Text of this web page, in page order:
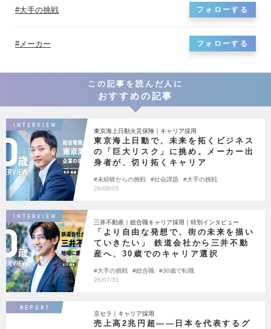
大手の挑戦 フォローする
メーカー フォローする
この記事を読んだ人に
おすすめの記事
INTERVIEW
東京海上日動火災保険｜キャリア採用
東京海上日動で、未来を拓くビジネス
の「巨大リスク」に挑め。メーカー出
身者が、切り拓くキャリア
未経験からの挑戦 社会課題
大手の挑戦
26/08/05
INTERVIEW
三井不動産｜総合職キャリア採用｜特別インタビュー
「より自由な発想で、街の未来を描い
ていきたい」 鉄道会社から三井不動
産へ、30歳でのキャリア選択
大手の挑戦 総合職
30歳で転職
26/07/31
REPORT
京セラ｜キャリア採用
売上高2兆円超――日本を代表するグ